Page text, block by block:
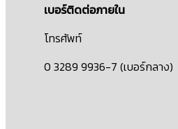
เบอร์ติดต่อภายใน
โทรศัพท์
0 3289 9936-7 (เบอร์กลาง)